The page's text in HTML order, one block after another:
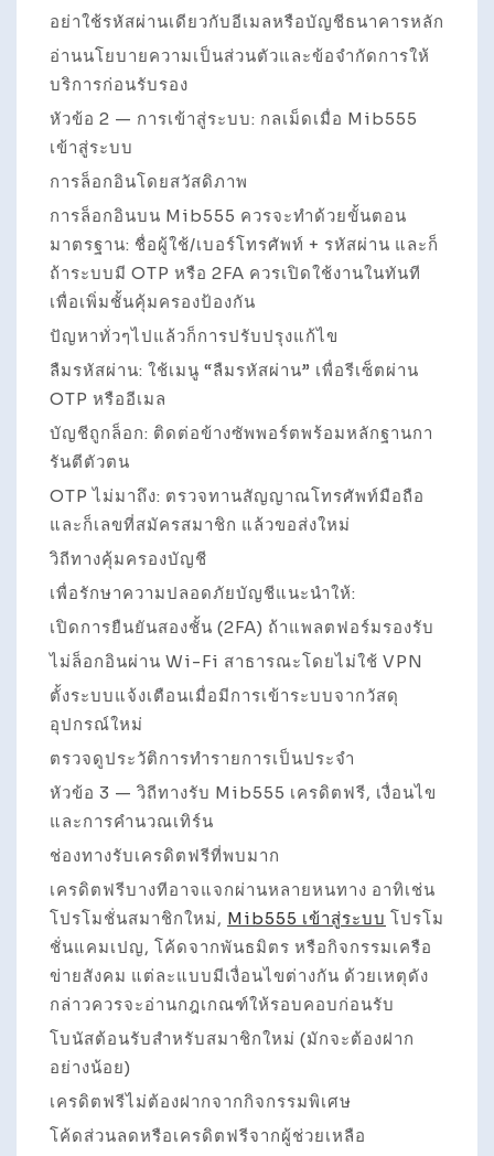
อย่าใช้รหัสผ่านเดียวกับอีเมลหรือบัญชีธนาคารหลัก
อ่านนโยบายความเป็นส่วนตัวและข้อจำกัดการให้
บริการก่อนรับรอง
หัวข้อ 2 — การเข้าสู่ระบบ: กลเม็ดเมื่อ Mib555
เข้าสู่ระบบ
การล็อกอินโดยสวัสดิภาพ
การล็อกอินบน Mib555 ควรจะทำด้วยขั้นตอน
มาตรฐาน: ชื่อผู้ใช้/เบอร์โทรศัพท์ + รหัสผ่าน และก็
ถ้าระบบมี OTP หรือ 2FA ควรเปิดใช้งานในทันที
เพื่อเพิ่มชั้นคุ้มครองป้องกัน
ปัญหาทั่วๆไปแล้วก็การปรับปรุงแก้ไข
ลืมรหัสผ่าน: ใช้เมนู “ลืมรหัสผ่าน” เพื่อรีเซ็ตผ่าน
OTP หรืออีเมล
บัญชีถูกล็อก: ติดต่อข้างซัพพอร์ตพร้อมหลักฐานกา
รันตีตัวตน
OTP ไม่มาถึง: ตรวจทานสัญญาณโทรศัพท์มือถือ
และก็เลขที่สมัครสมาชิก แล้วขอส่งใหม่
วิถีทางคุ้มครองบัญชี
เพื่อรักษาความปลอดภัยบัญชีแนะนำให้:
เปิดการยืนยันสองชั้น (2FA) ถ้าแพลตฟอร์มรองรับ
ไม่ล็อกอินผ่าน Wi-Fi สาธารณะโดยไม่ใช้ VPN
ตั้งระบบแจ้งเตือนเมื่อมีการเข้าระบบจากวัสดุ
อุปกรณ์ใหม่
ตรวจดูประวัติการทำรายการเป็นประจำ
หัวข้อ 3 — วิถีทางรับ Mib555 เครดิตฟรี, เงื่อนไข
และการคำนวณเทิร์น
ช่องทางรับเครดิตฟรีที่พบมาก
เครดิตฟรีบางทีอาจแจกผ่านหลายหนทาง อาทิเช่น
โปรโมชั่นสมาชิกใหม่, Mib555 เข้าสู่ระบบ โปรโม
ชั่นแคมเปญ, โค้ดจากพันธมิตร หรือกิจกรรมเครือ
ข่ายสังคม แต่ละแบบมีเงื่อนไขต่างกัน ด้วยเหตุดัง
กล่าวควรจะอ่านกฎเกณฑ์ให้รอบคอบก่อนรับ
โบนัสต้อนรับสำหรับสมาชิกใหม่ (มักจะต้องฝาก
อย่างน้อย)
เครดิตฟรีไม่ต้องฝากจากกิจกรรมพิเศษ
โค้ดส่วนลดหรือเครดิตฟรีจากผู้ช่วยเหลือ